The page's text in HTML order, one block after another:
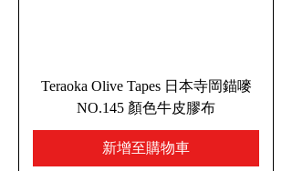
Teraoka Olive Tapes 日本寺岡錨嘜
NO.145 顏色牛皮膠布
新增至購物車